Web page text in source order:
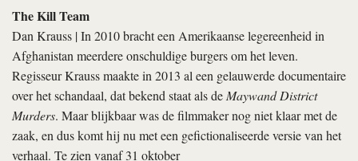
The Kill Team
Dan Krauss | In 2010 bracht een Amerikaanse legereenheid in
Afghanistan meerdere onschuldige burgers om het leven.
Regisseur Krauss maakte in 2013 al een gelauwerde documentaire
over het schandaal, dat bekend staat als deMaywand District
Murders. Maar blijkbaar was de filmmaker nog niet klaar met de
zaak, en dus komt hij nu met een gefictionaliseerde versie van het
verhaal. Te zien vanaf 31 oktober